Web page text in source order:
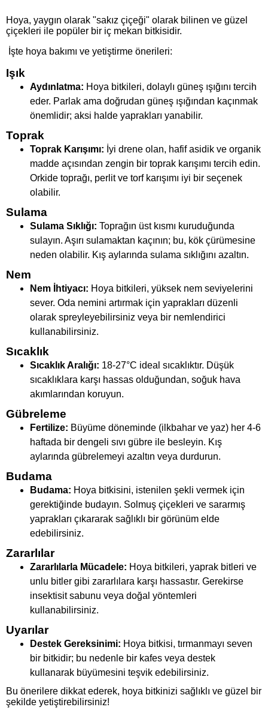
Hoya, yaygın olarak "sakız çiçeği" olarak bilinen ve güzel
çiçekleri ile popüler bir iç mekan bitkisidir.
İşte hoya bakımı ve yetiştirme önerileri:
Işık
Aydınlatma: Hoya bitkileri, dolaylı güneş ışığını tercih
eder. Parlak ama doğrudan güneş ışığından kaçınmak
önemlidir; aksi halde yaprakları yanabilir.
Toprak
Toprak Karışımı: İyi drene olan, hafif asidik ve organik
madde açısından zengin bir toprak karışımı tercih edin.
Orkide toprağı, perlit ve torf karışımı iyi bir seçenek
olabilir.
Sulama
Sulama Sıklığı: Toprağın üst kısmı kuruduğunda
sulayın. Aşırı sulamaktan kaçının; bu, kök çürümesine
neden olabilir. Kış aylarında sulama sıklığını azaltın.
Nem
Nem İhtiyacı: Hoya bitkileri, yüksek nem seviyelerini
sever. Oda nemini artırmak için yaprakları düzenli
olarak spreyleyebilirsiniz veya bir nemlendirici
kullanabilirsiniz.
Sıcaklık
Sıcaklık Aralığı: 18-27°C ideal sıcaklıktır. Düşük
sıcaklıklara karşı hassas olduğundan, soğuk hava
akımlarından koruyun.
Gübreleme
Fertilize: Büyüme döneminde (ilkbahar ve yaz) her 4-6
haftada bir dengeli sıvı gübre ile besleyin. Kış
aylarında gübrelemeyi azaltın veya durdurun.
Budama
Budama: Hoya bitkisini, istenilen şekli vermek için
gerektiğinde budayın. Solmuş çiçekleri ve sararmış
yaprakları çıkararak sağlıklı bir görünüm elde
edebilirsiniz.
Zararlılar
Zararlılarla Mücadele: Hoya bitkileri, yaprak bitleri ve
unlu bitler gibi zararlılara karşı hassastır. Gerekirse
insektisit sabunu veya doğal yöntemleri
kullanabilirsiniz.
Uyarılar
Destek Gereksinimi: Hoya bitkisi, tırmanmayı seven
bir bitkidir; bu nedenle bir kafes veya destek
kullanarak büyümesini teşvik edebilirsiniz.
Bu önerilere dikkat ederek, hoya bitkinizi sağlıklı ve güzel bir
şekilde yetiştirebilirsiniz!